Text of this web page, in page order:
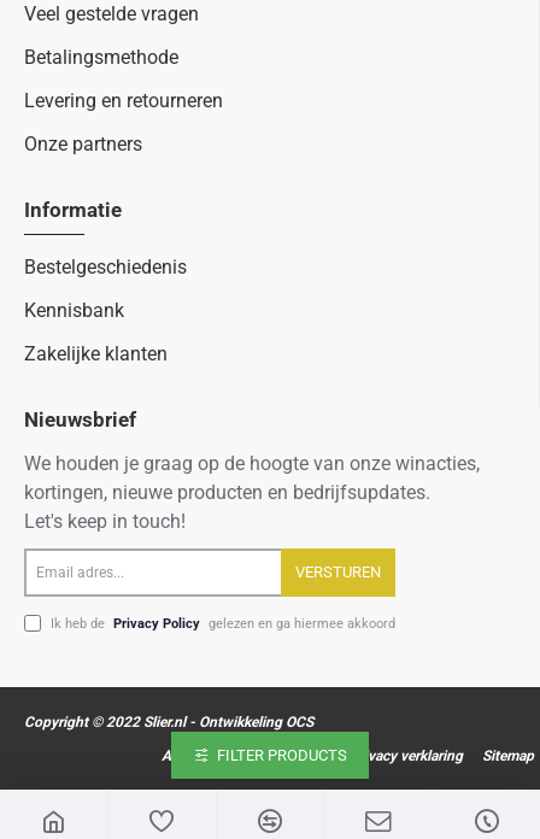
Veel gestelde vragen
Betalingsmethode
Levering en retourneren
Onze partners
Informatie
Bestelgeschiedenis
Kennisbank
Zakelijke klanten
Nieuwsbrief
We houden je graag op de hoogte van onze winacties,
kortingen, nieuwe producten en bedrijfsupdates.
Let's keep in touch!
adres...
VERSTUREN
Ik heb de Privacy Policy gelezen en ga hiermee akkoord
Copyright © 2022 Slier.nl - Ontwikkeling OCS
Algemene voorwaarden
Privacy verklaring Sitemap
FILTER PRODUCTS